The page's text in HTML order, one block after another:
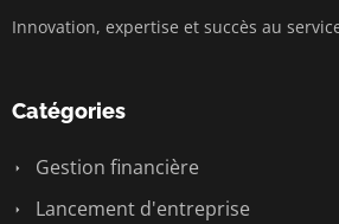
Innovation, expertise et succès au
Catégories
Gestion financière
Lancement d'entreprise